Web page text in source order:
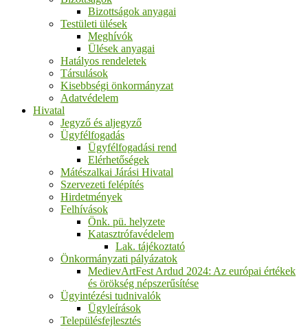
Bizottságok anyagai
Testületi ülések
Meghívók
Ülések anyagai
Hatályos rendeletek
Társulások
Kisebbségi önkormányzat
Adatvédelem
Hivatal
Jegyző és aljegyző
Ügyfélfogadás
Ügyfélfogadási rend
Elérhetőségek
Mátészalkai Járási Hivatal
Szervezeti felépítés
Hirdetmények
Felhívások
Önk. pü. helyzete
Katasztrófavédelem
Lak. tájékoztató
Önkormányzati pályázatok
MedievArtFest Ardud 2024: Az európai értékek
és örökség népszerűsítése
Ügyintézési tudnivalók
Ügyleírások
Településfejlesztés